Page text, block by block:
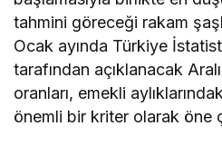
tahmini göreceği rakam
Ocak ayında Türkiye
tarafından açıklanacak
oranları, emekli
önemli bir kriter olarak öne